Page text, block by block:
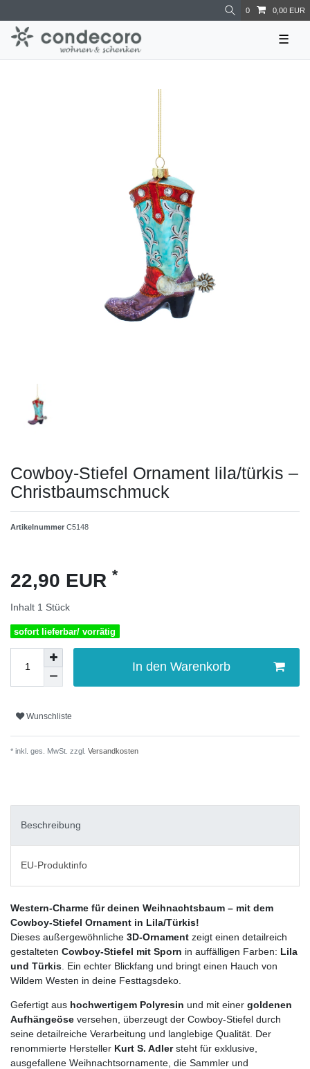
0 0,00 EUR
☰
Cowboy-Stiefel Ornament lila/türkis –
Christbaumschmuck
Artikelnummer C5148
22,90 EUR *
Inhalt 1 Stück
sofort lieferbar/ vorrätig
In den Warenkorb
Wunschliste
* inkl. ges. MwSt. zzgl. Versandkosten
Beschreibung
EU-Produktinfo
Western-Charme für deinen Weihnachtsbaum – mit dem
Cowboy-Stiefel Ornament in Lila/Türkis!
Dieses außergewöhnliche 3D-Ornament zeigt einen detailreich
gestalteten Cowboy-Stiefel mit Sporn in auffälligen Farben: Lila
und Türkis . Ein echter Blickfang und bringt einen Hauch von
Wildem Westen in deine Festtagsdeko.
Gefertigt aus hochwertigem Polyresin und mit einer goldenen
Aufhängeöse versehen, überzeugt der Cowboy-Stiefel durch
seine detailreiche Verarbeitung und langlebige Qualität. Der
renommierte Hersteller Kurt S. Adlersteht für exklusive,
ausgefallene Weihnachtsornamente, die Sammler und